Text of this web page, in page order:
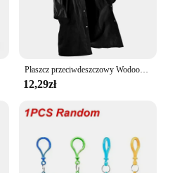
Płaszcz przeciwdeszczowy Wodoodporny Płaszcz przeciwdeszczowy EVA dla dorosłych Płaszcz przeciwdeszczowy z kapturem Kobiety Mężczyźni Camping Outdoor Odzież przeciwdeszczowa Pokrowce na ubrania przeciwdeszczowe
12,29zł